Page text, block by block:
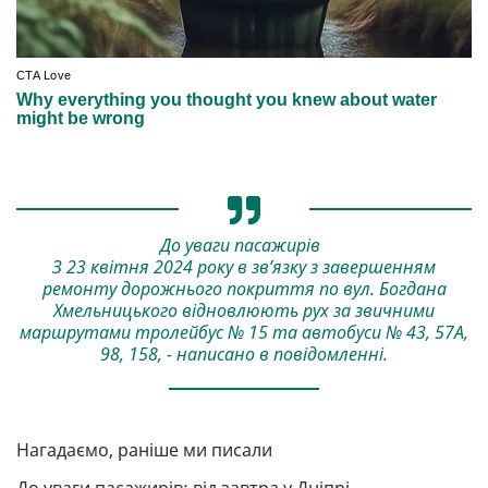
До уваги пасажирів
З 23 квітня 2024 року в зв’язку з завершенням
ремонту дорожнього покриття по вул. Богдана
Хмельницького відновлюють рух за звичними
маршрутами тролейбус № 15 та автобуси № 43, 57А,
98, 158, - написано в повідомленні.
Нагадаємо, раніше ми писали